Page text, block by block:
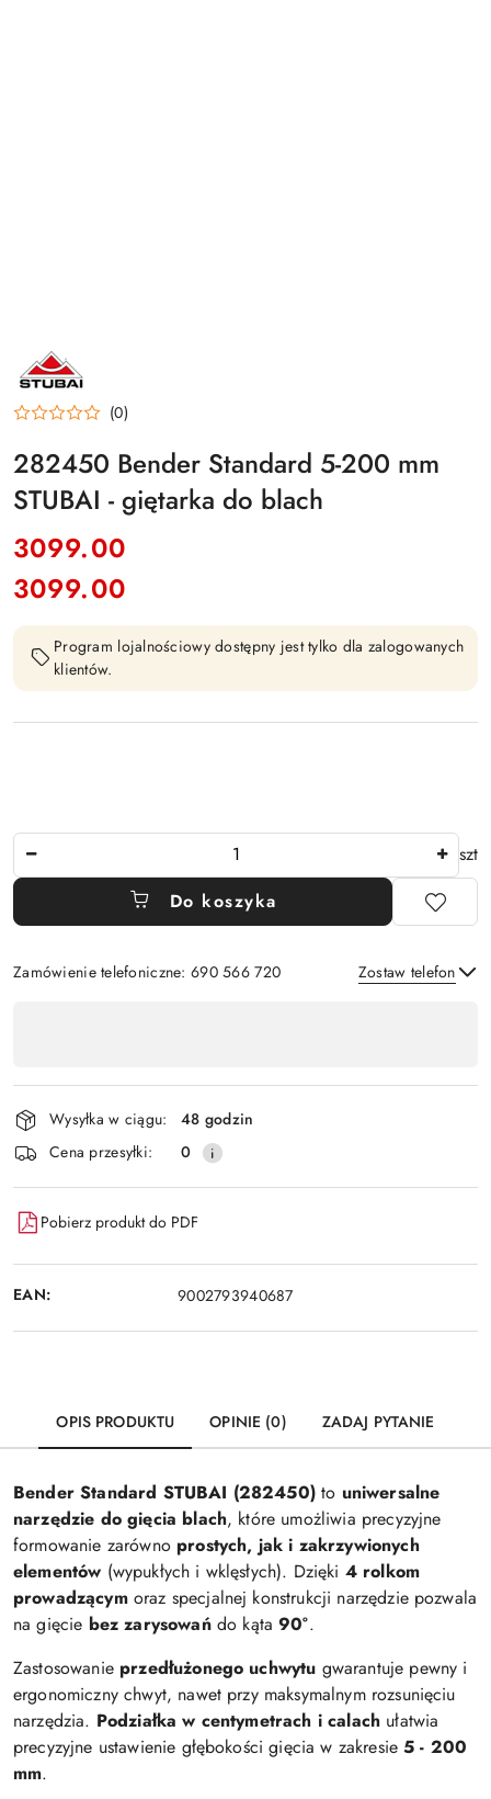
STUBAI
(0)
282450 Bender Standard 5-200 mm
STUBAI - giętarka do blach
cena:
3099.00
Cena:
3099.00
Program lojalnościowy dostępny jest tylko dla zalogowanych
klientów.
szt
Do koszyka
Zamówienie telefoniczne: 690 566 720 Zostaw telefon
płatność
i
dostawa
Wysyłka w ciągu:
48 godzin
Cena przesyłki:
0
Pobierz produkt do PDF
EAN: 9002793940687
OPIS PRODUKTU OPINIE (0) ZADAJ PYTANIE
Bender Standard STUBAI (282450)to uniwersalne
narzędzie do gięcia blach, które umożliwia precyzyjne
formowanie zarówno prostych, jak i zakrzywionych
elementów (wypukłych i wklęsłych). Dzięki 4 rolkom
prowadzącymoraz specjalnej konstrukcji narzędzie pozwala
na gięcie bez zarysowańdo kąta90°.
Zastosowanie przedłużonego uchwytu gwarantuje pewny i
ergonomiczny chwyt, nawet przy maksymalnym rozsunięciu
narzędzia. Podziałka w centymetrach i calach ułatwia
precyzyjne ustawienie głębokości gięcia w zakresie5 - 200
mm.